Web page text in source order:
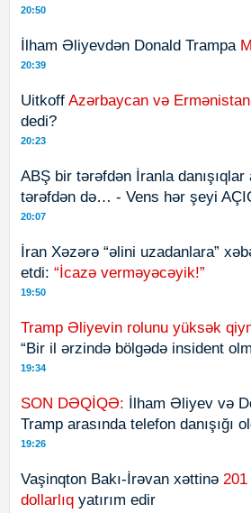
20:50
İlham Əliyevdən Donald Trampa
20:39
Uitkoff Azərbaycan və Ermənistan
dedi?
20:23
ABŞ bir tərəfdən İranla danışıqlar
tərəfdən də… - Vens hər şeyi
20:07
İran Xəzərə “əlini uzadanlara”
etdi: “İcazə verməyəcəyik!”
19:50
Tramp Əliyevin rolunu yüksək
“Bir il ərzində bölgədə insident
19:34
SON DƏQİQƏ: İlham Əliyev və
Tramp arasında telefon danışığı
19:26
Vaşinqton Bakı-İrəvan xəttinə
dollarlıq yatırım edir